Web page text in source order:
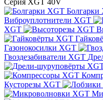
Серия XGT 40V
Болгарки
Виброуплотнители XGT
XGT
Газонокосилки XGT
Гвоздезабиватели XGT
Кусторезы XGT